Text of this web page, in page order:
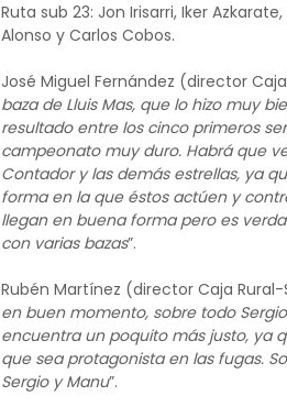
Ruta sub 23: Jon Irisarri, Iker
Alonso y Carlos Cobos.
José Miguel Fernández (director Caja
baza de Lluis Mas, que lo hizo muy
resultado entre los cinco primeros
campeonato muy duro. Habrá que
Contador y las demás estrellas, ya
forma en la que éstos actúen y
llegan en buena forma pero es
con varias bazas”.
Rubén Martínez (director Caja Rural-
en buen momento, sobre todo
encuentra un poquito más justo, ya
que sea protagonista en las fugas.
Sergio y Manu”.